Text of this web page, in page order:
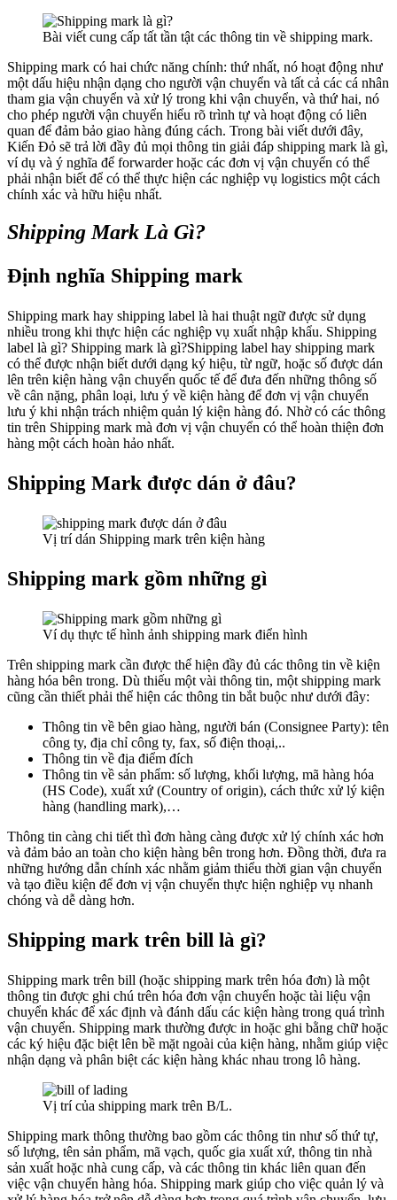
Bài viết cung cấp tất tần tật các thông tin về shipping mark.
Shipping mark có hai chức năng chính: thứ nhất, nó hoạt động như
một dấu hiệu nhận dạng cho người vận chuyển và tất cả các cá nhân
tham gia vận chuyển và xử lý trong khi vận chuyển, và thứ hai, nó
cho phép người vận chuyển hiểu rõ trình tự và hoạt động có liên
quan để đảm bảo giao hàng đúng cách. Trong bài viết dưới đây,
Kiến Đỏ sẽ trả lời đầy đủ mọi thông tin giải đáp shipping mark là gì,
ví dụ và ý nghĩa để forwarder hoặc các đơn vị vận chuyển có thể
phải nhận biết để có thể thực hiện các nghiệp vụ logistics một cách
chính xác và hữu hiệu nhất.
Shipping Mark Là Gì?
Định nghĩa Shipping mark
Shipping mark hay shipping label là hai thuật ngữ được sử dụng
nhiều trong khi thực hiện các nghiệp vụ xuất nhập khẩu. Shipping
label là gì? Shipping mark là gì?Shipping label hay shipping mark
có thể được nhận biết dưới dạng ký hiệu, từ ngữ, hoặc số được dán
lên trên kiện hàng vận chuyển quốc tế để đưa đến những thông số
về cân nặng, phân loại, lưu ý về kiện hàng để đơn vị vận chuyển
lưu ý khi nhận trách nhiệm quản lý kiện hàng đó. Nhờ có các thông
tin trên Shipping mark mà đơn vị vận chuyển có thể hoàn thiện đơn
hàng một cách hoàn hảo nhất.
Shipping Mark được dán ở đâu?
Vị trí dán Shipping mark trên kiện hàng
Shipping mark gồm những gì
Ví dụ thực tế hình ảnh shipping mark điển hình
Trên shipping mark cần được thể hiện đầy đủ các thông tin về kiện
hàng hóa bên trong. Dù thiếu một vài thông tin, một shipping mark
cũng cần thiết phải thể hiện các thông tin bắt buộc như dưới đây:
Thông tin về bên giao hàng, người bán (Consignee Party): tên
công ty, địa chỉ công ty, fax, số điện thoại,..
Thông tin về địa điểm đích
Thông tin về sản phẩm: số lượng, khối lượng, mã hàng hóa
(HS Code), xuất xứ (Country of origin), cách thức xử lý kiện
hàng (handling mark),…
Thông tin càng chi tiết thì đơn hàng càng được xử lý chính xác hơn
và đảm bảo an toàn cho kiện hàng bên trong hơn. Đồng thời, đưa ra
những hướng dẫn chính xác nhằm giảm thiểu thời gian vận chuyển
và tạo điều kiện để đơn vị vận chuyển thực hiện nghiệp vụ nhanh
chóng và dễ dàng hơn.
Shipping mark trên bill là gì?
Shipping mark trên bill (hoặc shipping mark trên hóa đơn) là một
thông tin được ghi chú trên hóa đơn vận chuyển hoặc tài liệu vận
chuyển khác để xác định và đánh dấu các kiện hàng trong quá trình
vận chuyển. Shipping mark thường được in hoặc ghi bằng chữ hoặc
các ký hiệu đặc biệt lên bề mặt ngoài của kiện hàng, nhằm giúp việc
nhận dạng và phân biệt các kiện hàng khác nhau trong lô hàng.
Vị trí của shipping mark trên B/L.
Shipping mark thông thường bao gồm các thông tin như số thứ tự,
số lượng, tên sản phẩm, mã vạch, quốc gia xuất xứ, thông tin nhà
sản xuất hoặc nhà cung cấp, và các thông tin khác liên quan đến
việc vận chuyển hàng hóa. Shipping mark giúp cho việc quản lý và